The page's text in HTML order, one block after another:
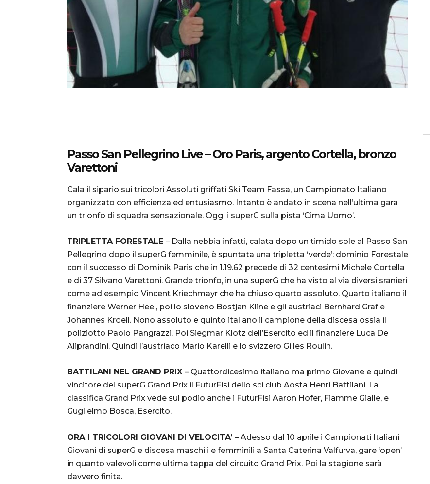
Passo San Pellegrino Live – Oro Paris, argento Cortella, bronzo
Varettoni
Cala il sipario sui tricolori Assoluti griffati Ski Team Fassa, un Campionato Italiano
organizzato con efficienza ed entusiasmo. Intanto è andato in scena nell’ultima gara
un trionfo di squadra sensazionale. Oggi i superG sulla pista ‘Cima Uomo’.
TRIPLETTA FORESTALE – Dalla nebbia infatti, calata dopo un timido sole al Passo San
Pellegrino dopo il superG femminile, è spuntata una tripletta ‘verde’: dominio Forestale
con il successo di Dominik Paris che in 1.19.62 precede di 32 centesimi Michele Cortella
e di 37 Silvano Varettoni. Grande trionfo, in una superG che ha visto al via diversi sranieri
come ad esempio Vincent Kriechmayr che ha chiuso quarto assoluto. Quarto italiano il
finanziere Werner Heel, poi lo sloveno Bostjan Kline e gli austriaci Bernhard Graf e
Johannes Kroell. Nono assoluto e quinto italiano il campione della discesa ossia il
poliziotto Paolo Pangrazzi. Poi Siegmar Klotz dell’Esercito ed il finanziere Luca De
Aliprandini. Quindi l’austriaco Mario Karelli e lo svizzero Gilles Roulin.
BATTILANI NEL GRAND PRIX – Quattordicesimo italiano ma primo Giovane e quindi
vincitore del superG Grand Prix il FuturFisi dello sci club Aosta Henri Battilani. La
classifica Grand Prix vede sul podio anche i FuturFisi Aaron Hofer, Fiamme Gialle, e
Guglielmo Bosca, Esercito.
ORA I TRICOLORI GIOVANI DI VELOCITA’ – Adesso dal 10 aprile i Campionati Italiani
Giovani di superG e discesa maschili e femminili a Santa Caterina Valfurva, gare ‘open’
in quanto valevoli come ultima tappa del circuito Grand Prix. Poi la stagione sarà
davvero finita.